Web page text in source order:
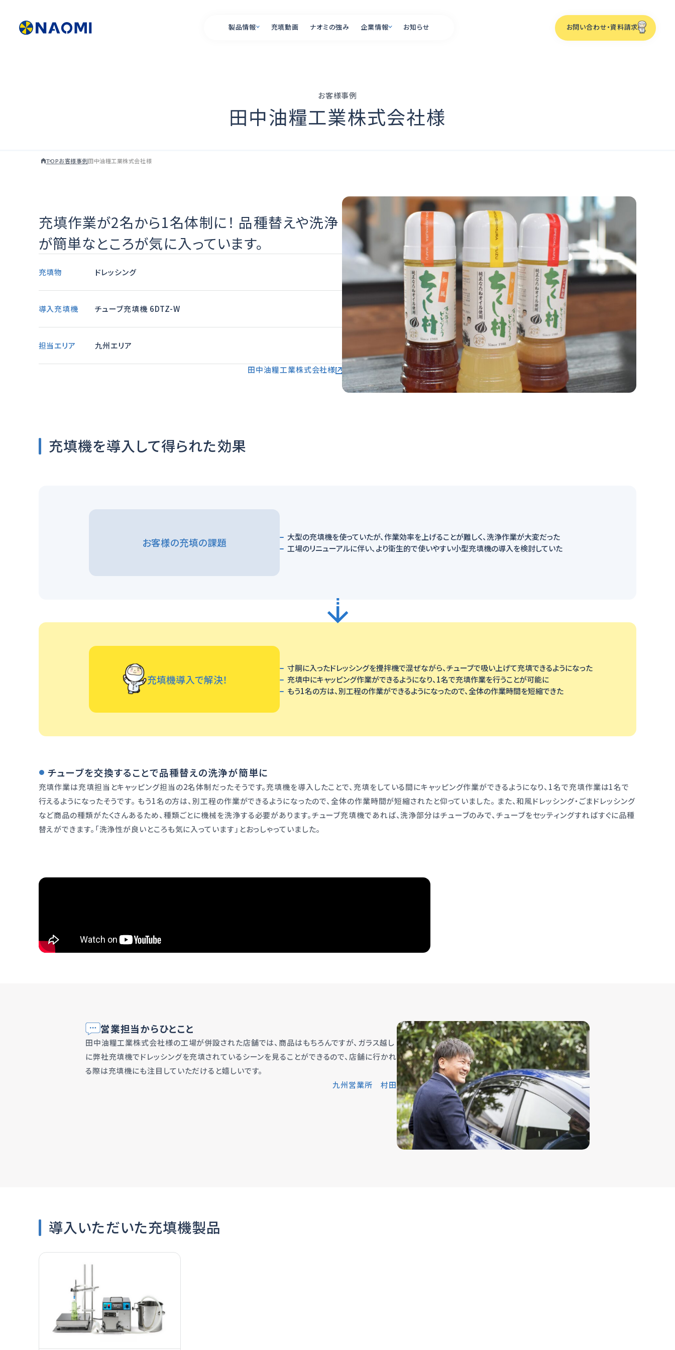
製品情報 充填動画 ナオミの強み 企業情報 お知らせ お問い合わせ・資料請求
お客様事例
田中油糧工業株式会社様
TOPお客様事例田中油糧工業株式会社様
充填作業が2名から1名体制に！ 品種替えや洗浄
が簡単なところが気に入っています。
充填物 ドレッシング
導入充填機 チューブ充填機 6DTZ-W
担当エリア 九州エリア
田中油糧工業株式会社様
充填機を導入して得られた効果
お客様の充填の課題
大型の充填機を使っていたが、作業効率を上げることが難しく、洗浄作業が大変だった
工場のリニューアルに伴い、より衛生的で使いやすい小型充填機の導入を検討していた
充填機導入で解決！
寸胴に入ったドレッシングを攪拌機で混ぜながら、チューブで吸い上げて充填できるようになった
充填中にキャッピング作業ができるようになり、1名で充填作業を行うことが可能に
もう1名の方は、別工程の作業ができるようになったので、全体の作業時間を短縮できた
チューブを交換することで品種替えの洗浄が簡単に
充填作業は充填担当とキャッピング担当の2名体制だったそうです。充填機を導入したことで、充填をしている間にキャッピング作業ができるようになり、1名で充填作業は1名で
行えるようになったそうです。 もう1名の方は、別工程の作業ができるようになったので、全体の作業時間が短縮されたと仰っていました。 また、和風ドレッシング・ごまドレッシング
など商品の種類がたくさんあるため、種類ごとに機械を洗浄する必要があります。チューブ充填機であれば、洗浄部分はチューブのみで、チューブをセッティングすればすぐに品種
替えができます。「洗浄性が良いところも気に入っています」とおっしゃっていました。
営業担当からひとこと
田中油糧工業株式会社様の工場が併設された店舗では、商品はもちろんですが、ガラス越し
に弊社充填機でドレッシングを充填されているシーンを見ることができるので、店舗に行かれ
る際は充填機にも注目していただけると嬉しいです。
九州営業所 村田
導入いただいた充填機製品